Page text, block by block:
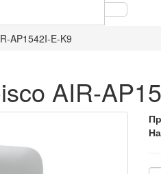
AP1542I-E-K9
AIR-